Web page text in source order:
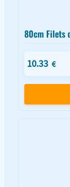
80cm Filets
10.33 €